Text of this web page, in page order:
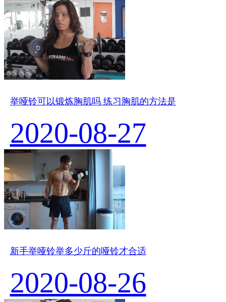
举哑铃可以锻炼胸肌吗 练习胸肌的方法是
2020-08-27
新手举哑铃举多少斤的哑铃才合适
2020-08-26